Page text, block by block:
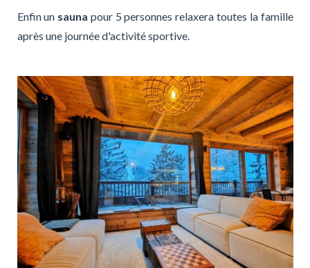
Enfin un sauna pour 5 personnes relaxera toutes la famille
après une journée d'activité sportive.